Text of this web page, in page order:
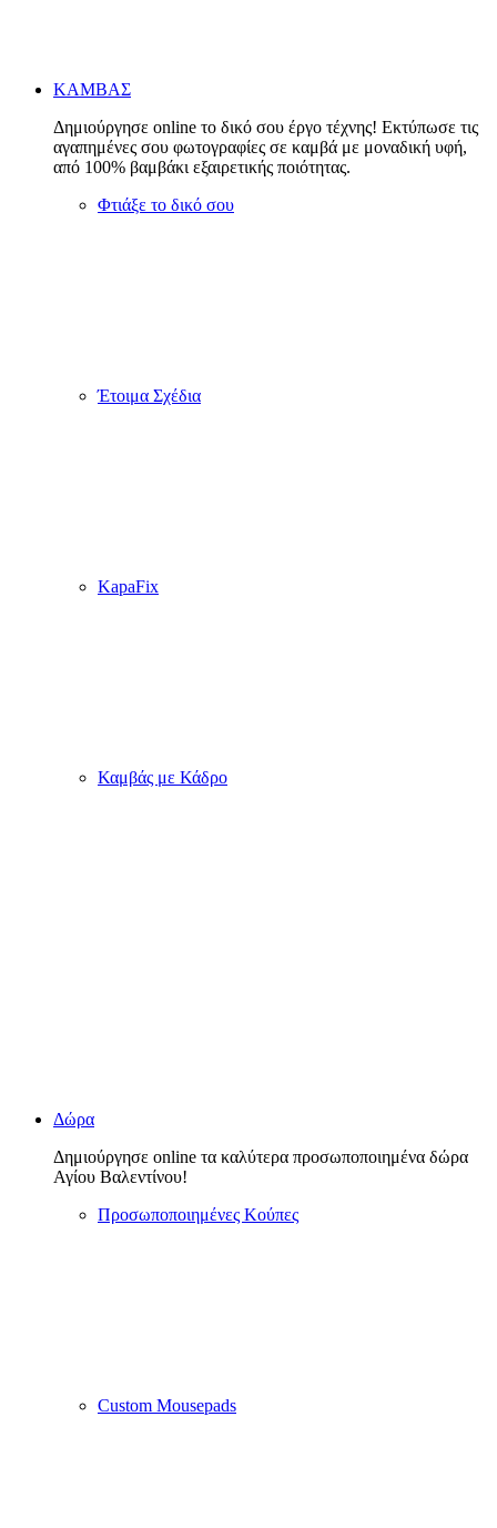
ΚΑΜΒΑΣ
Δημιούργησε online το δικό σου έργο τέχνης! Εκτύπωσε τις
αγαπημένες σου φωτογραφίες σε καμβά με μοναδική υφή,
από 100% βαμβάκι εξαιρετικής ποιότητας.
Φτιάξε το δικό σου
Έτοιμα Σχέδια
KapaFix
Καμβάς με Κάδρο
Δώρα
Δημιούργησε online τα καλύτερα προσωποποιημένα δώρα
Αγίου Βαλεντίνου!
Προσωποποιημένες Κούπες
Custom Mousepads